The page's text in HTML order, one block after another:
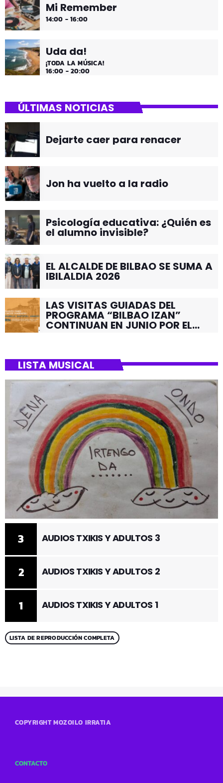
Mi Remember
14:00 - 16:00
Uda da!
¡TODA LA MÚSICA!
16:00 - 20:00
ÚLTIMAS NOTICIAS
Dejarte caer para renacer
Jon ha vuelto a la radio
Psicología educativa: ¿Quién es
el alumno invisible?
EL ALCALDE DE BILBAO SE SUMA A
IBILALDIA 2026
LAS VISITAS GUIADAS DEL
PROGRAMA “BILBAO IZAN”
CONTINUAN EN JUNIO POR EL
LISTA MUSICAL
1 AUDIOS TXIKIS Y ADULTOS 1
2 AUDIOS TXIKIS Y ADULTOS 2
3 AUDIOS TXIKIS Y ADULTOS 3
LISTA DE REPRODUCCIÓN COMPLETA
COPYRIGHT MOZOILO IRRATIA
CONTACTO